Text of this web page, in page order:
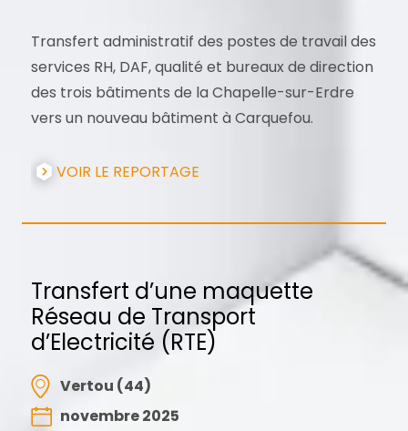
Transfert administratif des postes de travail des
services RH, DAF, qualité et bureaux de direction
des trois bâtiments de la Chapelle-sur-Erdre
vers un nouveau bâtiment à Carquefou.
VOIR LE REPORTAGE
Transfert d’une maquette
Réseau de Transport
d’Electricité (RTE)
Vertou (44)
novembre 2025